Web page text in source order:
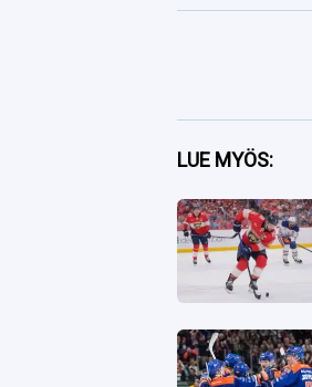
Facebook
Twitter
Whatsapp
LUE MYÖS: